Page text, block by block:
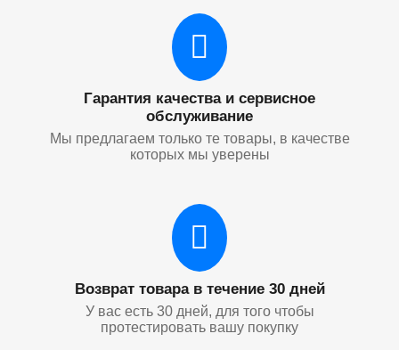
Гарантия качества и сервисное
обслуживание
Мы предлагаем только те товары, в качестве
которых мы уверены
Возврат товара в течение 30 дней
У вас есть 30 дней, для того чтобы
протестировать вашу покупку